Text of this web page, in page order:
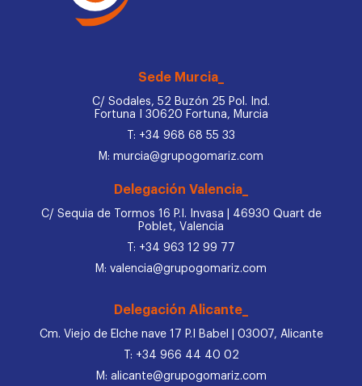
Sede Murcia_
C/ Sodales, 52 Buzón 25 Pol. Ind.
Fortuna I 30620 Fortuna, Murcia
T: +34 968 68 55 33
M: murcia@grupogomariz.com
Delegación Valencia_
C/ Sequia de Tormos 16 P.I. Invasa | 46930 Quart de
Poblet, Valencia
T: +34 963 12 99 77
M: valencia@grupogomariz.com
Delegación Alicante_
Cm. Viejo de Elche nave 17 P.I Babel | 03007, Alicante
T: +34 966 44 40 02
M: alicante@grupogomariz.com